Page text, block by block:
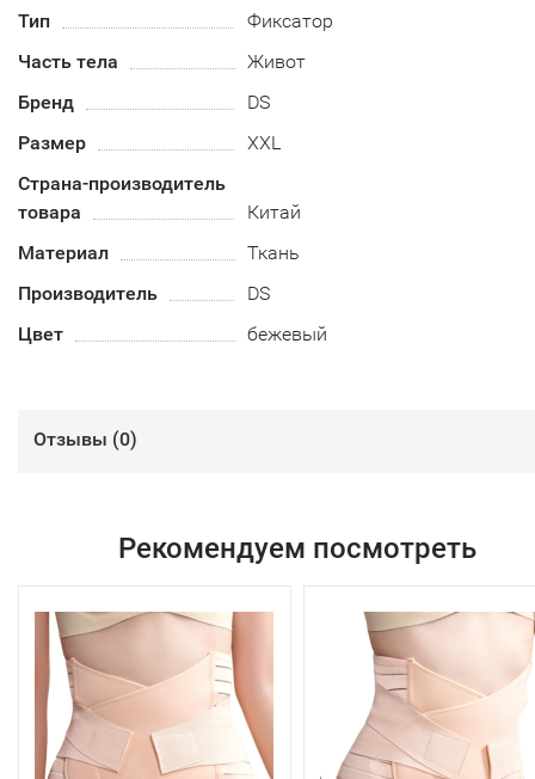
Тип
Фиксатор
Часть тела
Живот
Бренд
DS
Размер
XXL
Страна-производитель
товара
Китай
Материал
Ткань
Производитель
DS
Цвет
бежевый
Отзывы (0)
Рекомендуем посмотреть